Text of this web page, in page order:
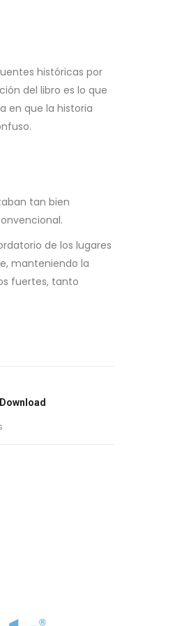
históricas por
del libro es lo que
en que la historia
tan bien
de los lugares
manteniendo la
fuertes, tanto